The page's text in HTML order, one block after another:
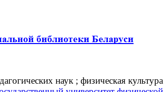
наук ; физическая